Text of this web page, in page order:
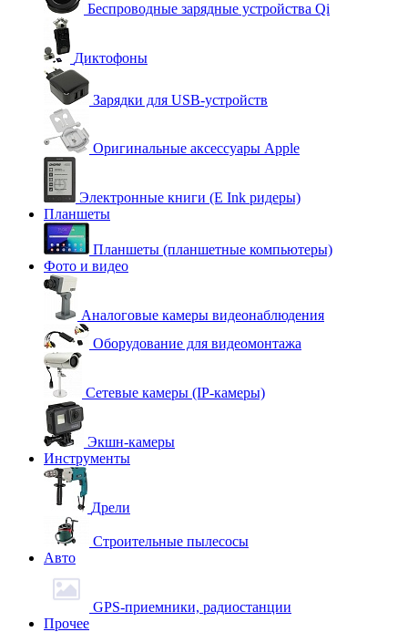
Беспроводные зарядные устройства Qi
Диктофоны
Зарядки для USB-устройств
Оригинальные аксессуары Apple
Электронные книги (E Ink ридеры)
Планшеты
Планшеты (планшетные компьютеры)
Фото и видео
Аналоговые камеры видеонаблюдения
Оборудование для видеомонтажа
Сетевые камеры (IP-камеры)
Экшн-камеры
Инструменты
Дрели
Строительные пылесосы
Авто
GPS-приемники, радиостанции
Прочее